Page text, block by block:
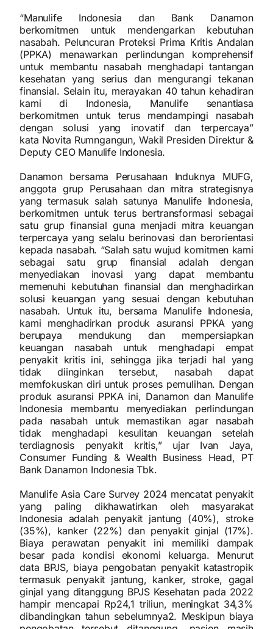
“Manulife Indonesia dan Bank Danamon
berkomitmen untuk mendengarkan kebutuhan
nasabah. Peluncuran Proteksi Prima Kritis Andalan
(PPKA) menawarkan perlindungan komprehensif
untuk membantu nasabah menghadapi tantangan
kesehatan yang serius dan mengurangi tekanan
finansial. Selain itu, merayakan 40 tahun kehadiran
kami di Indonesia, Manulife senantiasa
berkomitmen untuk terus mendampingi nasabah
dengan solusi yang inovatif dan terpercaya”
kata Novita Rumngangun, Wakil Presiden Direktur &
Deputy CEO Manulife Indonesia.
Danamon bersama Perusahaan Induknya MUFG,
anggota grup Perusahaan dan mitra strategisnya
yang termasuk salah satunya Manulife Indonesia,
berkomitmen untuk terus bertransformasi sebagai
satu grup finansial guna menjadi mitra keuangan
terpercaya yang selalu berinovasi dan berorientasi
kepada nasabah. “Salah satu wujud komitmen kami
sebagai satu grup finansial adalah dengan
menyediakan inovasi yang dapat membantu
memenuhi kebutuhan finansial dan menghadirkan
solusi keuangan yang sesuai dengan kebutuhan
nasabah. Untuk itu, bersama Manulife Indonesia,
kami menghadirkan produk asuransi PPKA yang
berupaya mendukung dan mempersiapkan
keuangan nasabah untuk menghadapi empat
penyakit kritis ini, sehingga jika terjadi hal yang
tidak diinginkan tersebut, nasabah dapat
memfokuskan diri untuk proses pemulihan. Dengan
produk asuransi PPKA ini, Danamon dan Manulife
Indonesia membantu menyediakan perlindungan
pada nasabah untuk memastikan agar nasabah
tidak menghadapi kesulitan keuangan setelah
terdiagnosis penyakit kritis,” ujar Ivan Jaya,
Consumer Funding & Wealth Business Head, PT
Bank Danamon Indonesia Tbk.
Manulife Asia Care Survey 2024 mencatat penyakit
yang paling dikhawatirkan oleh masyarakat
Indonesia adalah penyakit jantung (40%), stroke
(35%), kanker (22%) dan penyakit ginjal (17%).
Biaya perawatan penyakit ini memiliki dampak
besar pada kondisi ekonomi keluarga. Menurut
data BPJS, biaya pengobatan penyakit katastropik
termasuk penyakit jantung, kanker, stroke, gagal
ginjal yang ditanggung BPJS Kesehatan pada 2022
hampir mencapai Rp24,1 triliun, meningkat 34,3%
dibandingkan tahun sebelumnya2. Meskipun biaya